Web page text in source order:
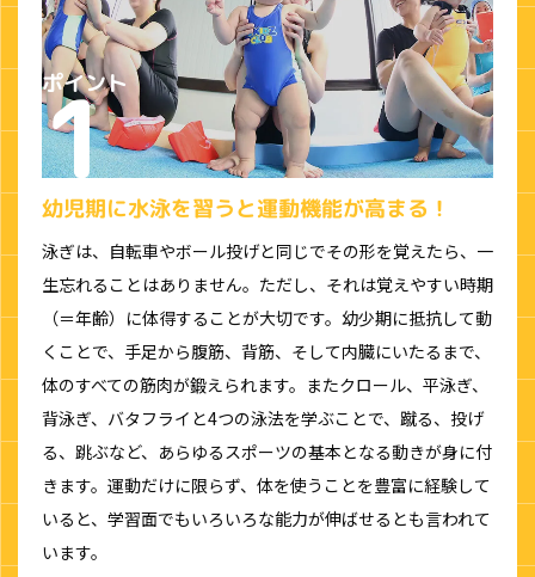
幼児期に水泳を習うと運動機能が高まる！
泳ぎは、自転車やボール投げと同じでその形を覚えたら、一
生忘れることはありません。ただし、それは覚えやすい時期
（＝年齢）に体得することが大切です。幼少期に抵抗して動
くことで、手足から腹筋、背筋、そして内臓にいたるまで、
体のすべての筋肉が鍛えられます。またクロール、平泳ぎ、
背泳ぎ、バタフライと4つの泳法を学ぶことで、蹴る、投げ
る、跳ぶなど、あらゆるスポーツの基本となる動きが身に付
きます。運動だけに限らず、体を使うことを豊富に経験して
いると、学習面でもいろいろな能力が伸ばせるとも言われて
います。